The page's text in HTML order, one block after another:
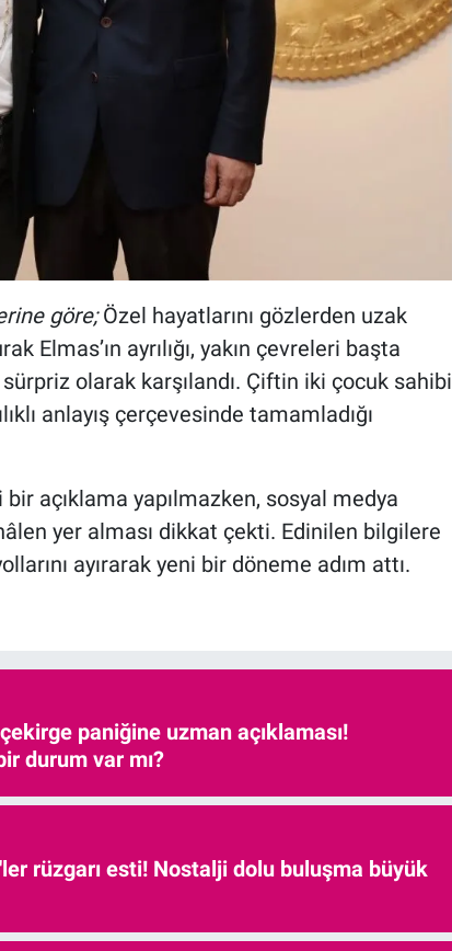
göre;Özel hayatlarını gözlerden uzak
Elmas’ın ayrılığı, yakın çevreleri başta
olarak karşılandı. Çiftin iki çocuk sahibi
anlayış çerçevesinde tamamladığı
açıklama yapılmazken, sosyal medya
yer alması dikkat çekti. Edinilen bilgilere
ayırarak yeni bir döneme adım attı.
paniğine uzman açıklaması!
durum var mı?
rüzgarı esti! Nostalji dolu buluşma büyük